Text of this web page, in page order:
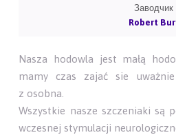
Заводчик
Robert
Nasza hodowla jest małą
mamy czas zajać sie
z osobna.
Wszystkie nasze szczeniaki są
wczesnej stymulacji